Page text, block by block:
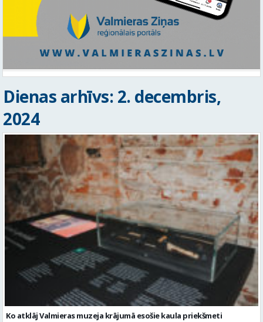
Dienas arhīvs: 2. decembris,
2024
Ko atklāj Valmieras muzeja krājumā esošie kaula priekšmeti